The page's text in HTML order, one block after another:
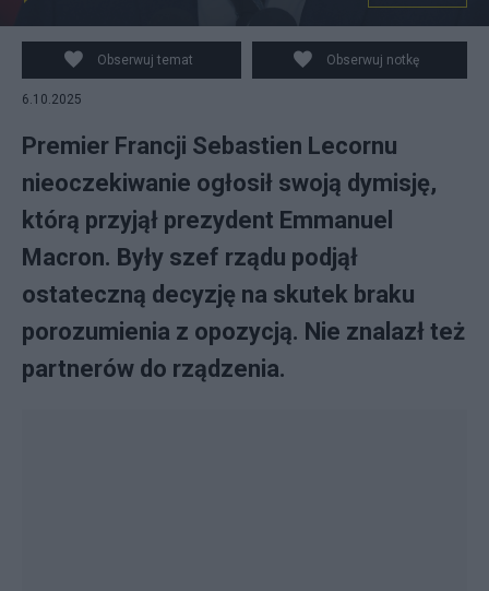
Obserwuj temat Obserwuj notkę
6.10.2025
Premier Francji Sebastien Lecornu
nieoczekiwanie ogłosił swoją dymisję,
którą przyjął prezydent Emmanuel
Macron. Były szef rządu podjął
ostateczną decyzję na skutek braku
porozumienia z opozycją. Nie znalazł też
partnerów do rządzenia.